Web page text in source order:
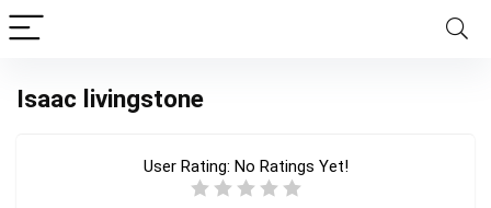
Isaac livingstone
User Rating: No Ratings Yet!